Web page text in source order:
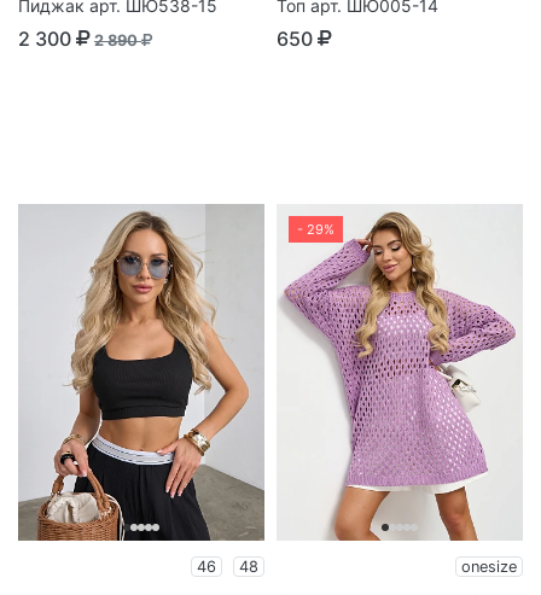
Пиджак арт. ШЮ538-15
2 300 2 890
Топ арт. ШЮ005-14
650
46 48
- 29%
onesize